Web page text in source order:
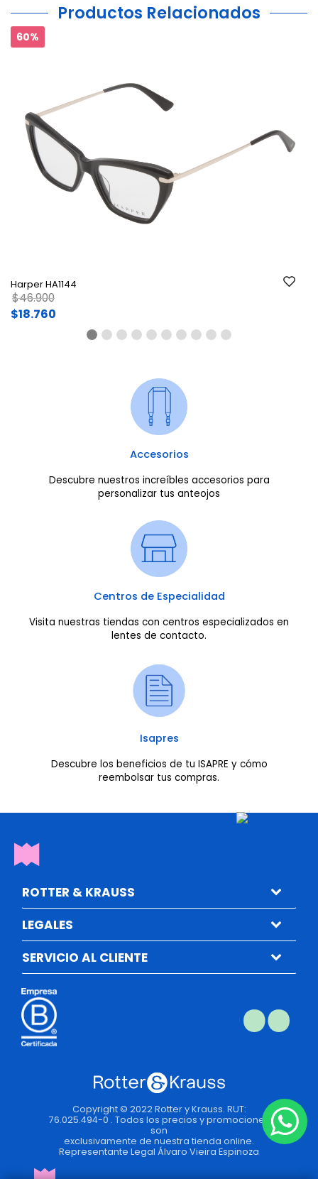
Productos Relacionados
60%
Harper HA1144
Price reduced from
$46.900to
$18.760
Accesorios
Descubre nuestros increíbles accesorios para
personalizar tus anteojos
Centros de Especialidad
Visita nuestras tiendas con centros especializados en
lentes de contacto.
Isapres
Descubre los beneficios de tu ISAPRE y cómo
reembolsar tus compras.
ROTTER & KRAUSS
LEGALES
SERVICIO AL CLIENTE
Copyright © 2022 Rotter y Krauss. RUT:
76.025.494-0 . Todos los precios y promociones
son
exclusivamente de nuestra tienda online.
Representante Legal Álvaro Vieira Espinoza